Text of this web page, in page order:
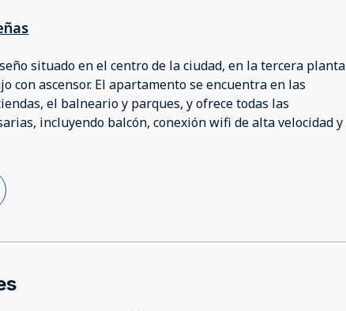
situado en el centro de la ciudad, en la tercera planta
con ascensor. El apartamento se encuentra en las
el balneario y parques, y ofrece todas las
incluyendo balcón, conexión wifi de alta velocidad y